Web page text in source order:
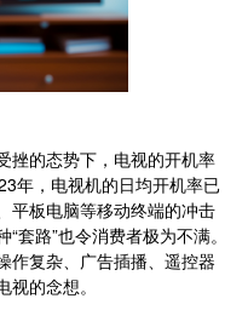
的态势下，电视的开机率
年，电视机的日均开机率已
平板电脑等移动终端的冲击
套路”也令消费者极为不满。
作复杂、广告插播、遥控器
的念想。